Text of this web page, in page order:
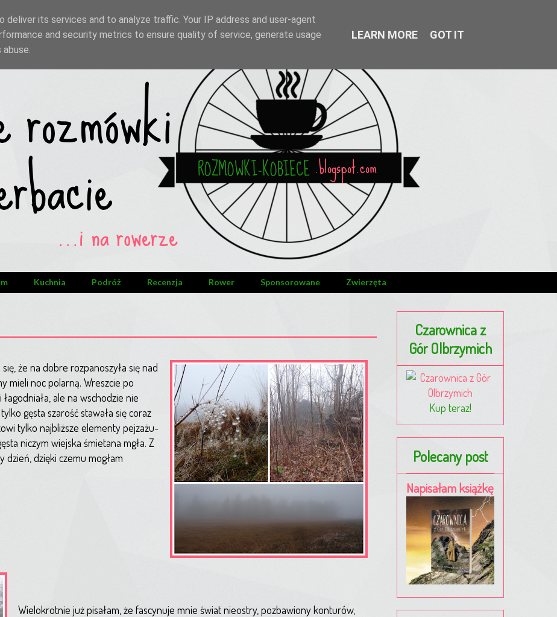
Kuchnia Podróż Recenzja Rower Sponsorowane Zwierzęta
że na dobre rozpanoszyła się nad
mieli noc polarną. Wreszcie po
ale na wschodzie nie
gęsta szarość stawała się coraz
tylko najbliższe elementy pejzażu-
niczym wiejska śmietana mgła. Z
dzień, dzięki czemu mogłam
Wielokrotnie już pisałam, że fascynuje mnie świat nieostry, pozbawiony konturów,
Czarownica z
Gór Olbrzymich
Kup teraz!
Polecany post
Napisałam książkę
its services and to analyze traffic. Your IP address and user-agent
and security metrics to ensure quality of service, generate usage
LEARN MORE GOT IT